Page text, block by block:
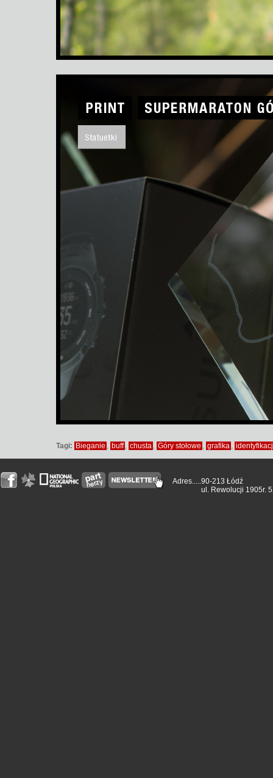
Tagi: Bieganie , buff , chusta , Góry stołowe , grafika ,
Adres.....90-213 Łódź
ul. Rewolucji 1905r.